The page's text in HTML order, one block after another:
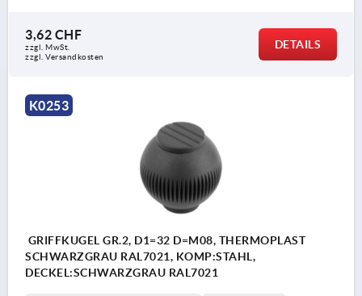
3,62 CHF
zzgl. MwSt.
zzgl. Versandkosten
DETAILS
K0253
GRIFFKUGEL GR.2, D1=32 D=M08, THERMOPLAST
SCHWARZGRAU RAL7021, KOMP:STAHL,
DECKEL:SCHWARZGRAU RAL7021